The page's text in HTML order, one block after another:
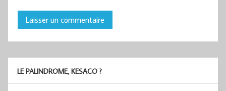
LE PALINDROME, KESACO ?